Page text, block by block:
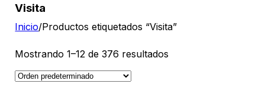
Visita
Inicio/Productos etiquetados “Visita”
Mostrando 1–12 de 376 resultados